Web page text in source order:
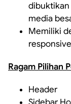
media
Memiliki
responsive
Ragam Pilihan
Header